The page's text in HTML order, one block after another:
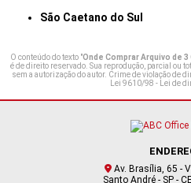
São Caetano do Sul
O conteúdo do texto "Onde Comprar Arquivo de
é de direito reservado. Sua reprodução, parcial ou
sem a autorização do autor. Crime de violação de
Lei 9610/98 - Lei de
Av. Brasília, 65 -
Santo André - SP -